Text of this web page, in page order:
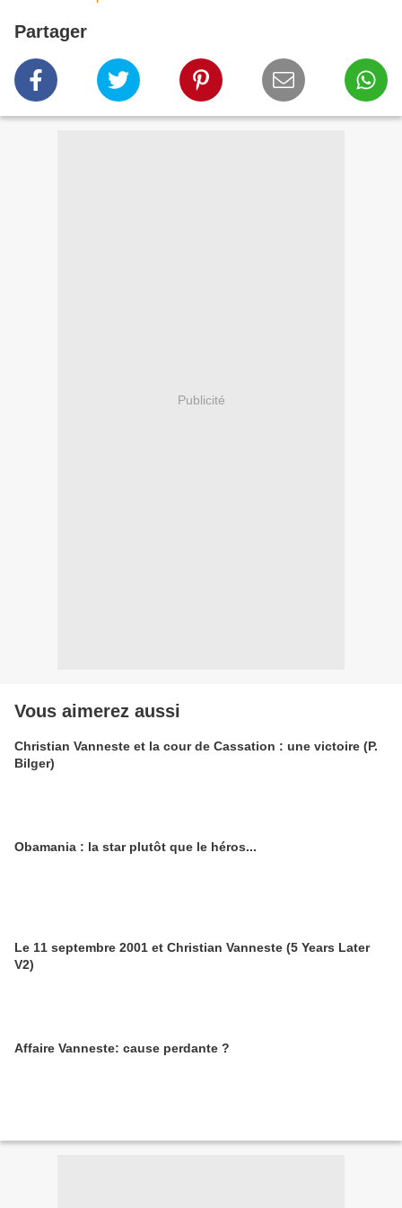
Partager
Publicité
Vous aimerez aussi
Christian Vanneste et la cour de Cassation : une victoire (P.
Bilger)
Obamania : la star plutôt que le héros...
Le 11 septembre 2001 et Christian Vanneste (5 Years Later
V2)
Affaire Vanneste: cause perdante ?